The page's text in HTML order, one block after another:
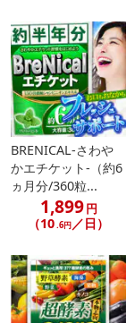
略で「適正製造規
などにより異なり
ス末(デキストリ
晶セルロース、微粒
バナナ、桃、カシュ
を目安に、水または
BRENICAL-さわや
かエチケット-（約6
ヵ月分/360粒...
1,899円
（10.6円／日）